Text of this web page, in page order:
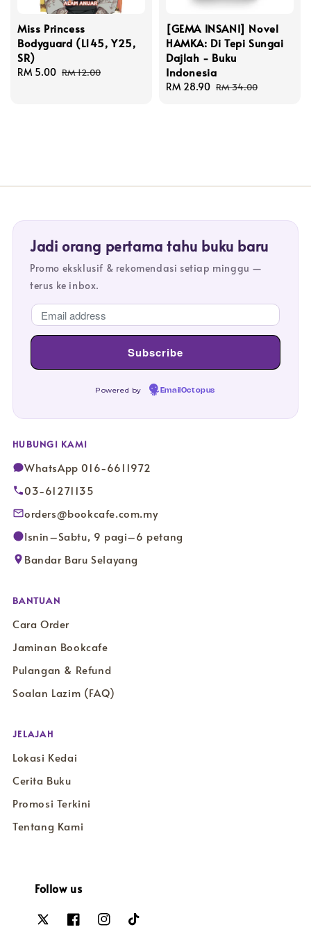
Miss Princess
Bodyguard (L145, Y25,
SR)
Sale
RM 5.00 Regular
RM 12.00
[GEMA INSANI] Novel
HAMKA: Di Tepi Sungai
Dajlah - Buku
Indonesia
Sale
RM 28.90 Regular
RM 34.00
Jadi orang pertama tahu buku baru
Promo eksklusif & rekomendasi setiap minggu —
terus ke inbox.
Powered by EmailOctopus
HUBUNGI KAMI
WhatsApp 016-6611972
03-61271135
orders@bookcafe.com.my
Isnin–Sabtu, 9 pagi–6 petang
Bandar Baru Selayang
BANTUAN
Cara Order
Jaminan Bookcafe
Pulangan & Refund
Soalan Lazim (FAQ)
JELAJAH
Lokasi Kedai
Cerita Buku
Promosi Terkini
Tentang Kami
Follow us